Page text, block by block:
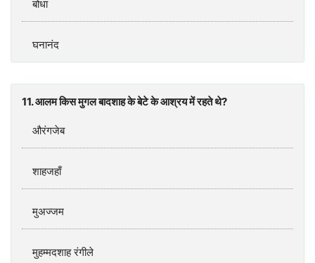
बोधा
घनानंद
11. आलम किस मुगल बादशाह के बेटे के आश्रय में रहते थे?
औरंगजेब
शाहजहाँ
मुअज्जम
मुहम्मदशाह रंगीले